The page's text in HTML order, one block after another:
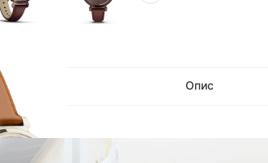
Опис